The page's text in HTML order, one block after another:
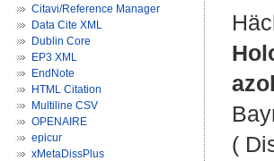
Citavi/Reference Manager
Data Cite XML
Dublin Core
EP3 XML
EndNote
HTML Citation
Multiline CSV
OPENAIRE
epicur
xMetaDissPlus
(